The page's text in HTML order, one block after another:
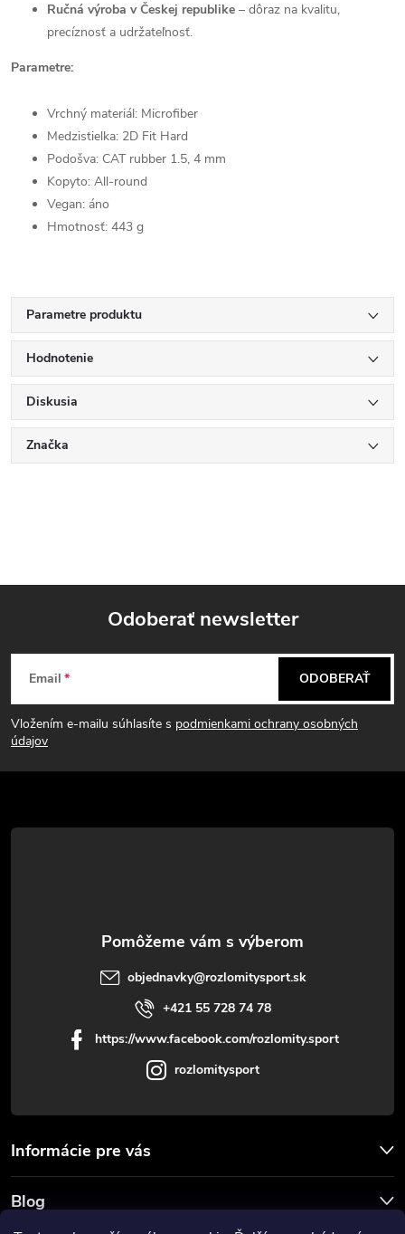
Ručná výroba v Českej republike – dôraz na kvalitu,
precíznosť a udržateľnosť.
Parametre:
Vrchný materiál: Microfiber
Medzistielka: 2D Fit Hard
Podošva: CAT rubber 1.5, 4 mm
Kopyto: All-round
Vegan: áno
Hmotnosť: 443 g
Parametre produktu
Hodnotenie
Diskusia
Značka
Z
á
p
t
Odoberať newsletter
Email
Vložením e-mailu súhlasíte s podmienkami ochrany osobných
údajov
ODOBERAŤ
objednavky@rozlomitysport.sk
+421 55 728 74 78
https://www.facebook.com/rozlomity.sport
rozlomitysport
Informácie pre vás
Blog